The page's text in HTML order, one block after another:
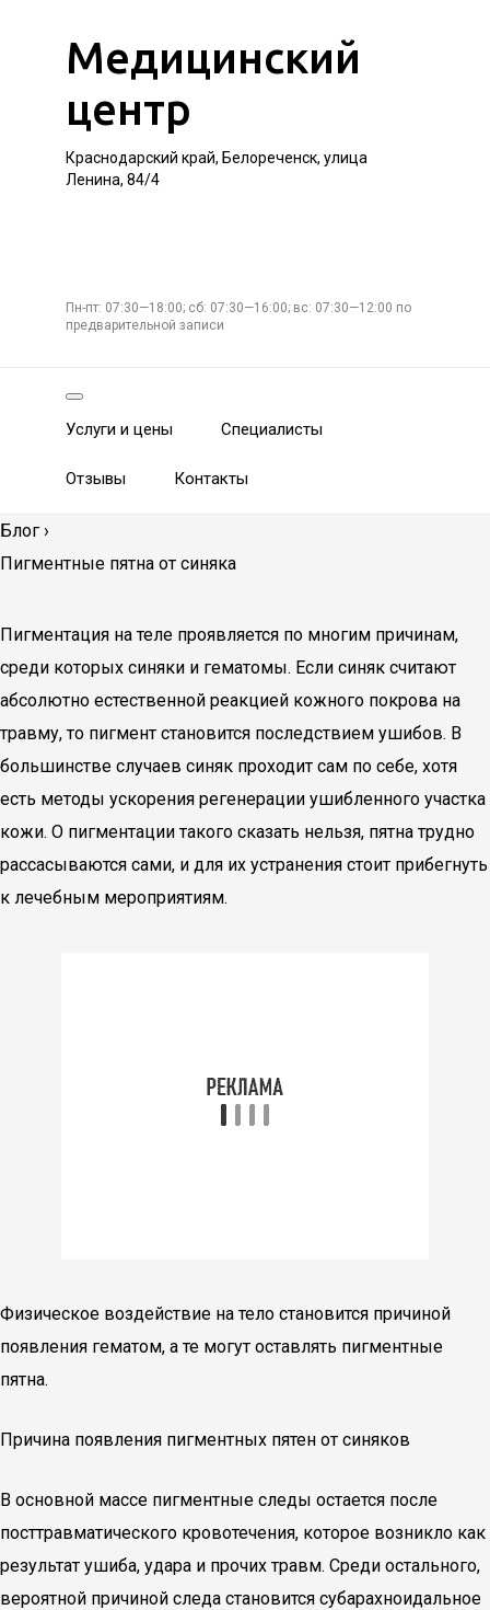
Медицинский
центр
Краснодарский край, Белореченск, улица
Ленина, 84/4
Пн-пт: 07:30—18:00; сб: 07:30—16:00; вс: 07:30—12:00 по
предварительной записи
Услуги и цены Специалисты
Отзывы Контакты
Блог ›
Пигментные пятна от синяка
Пигментация на теле проявляется по многим причинам,
среди которых синяки и гематомы. Если синяк считают
абсолютно естественной реакцией кожного покрова на
травму, то пигмент становится последствием ушибов. В
большинстве случаев синяк проходит сам по себе, хотя
есть методы ускорения регенерации ушибленного участка
кожи. О пигментации такого сказать нельзя, пятна трудно
рассасываются сами, и для их устранения стоит прибегнуть
к лечебным мероприятиям.
Физическое воздействие на тело становится причиной
появления гематом, а те могут оставлять пигментные
пятна.
Причина появления пигментных пятен от синяков
В основной массе пигментные следы остается после
посттравматического кровотечения, которое возникло как
результат ушиба, удара и прочих травм. Среди остального,
вероятной причиной следа становится субарахноидальное